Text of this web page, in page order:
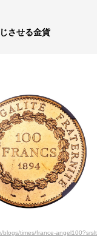
させる金貨
times/france-angel100?srslt